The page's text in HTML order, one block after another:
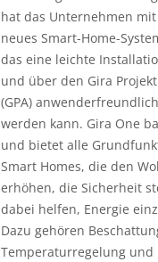
hat das Unternehmen
neues Smart-Home-
das eine leichte
und über den Gira
(GPA)
werden kann. Gira One
und bietet alle
Smart Homes, die den
erhöhen, die Sicherheit
dabei helfen, Energie
Dazu gehören
Temperaturregelung und